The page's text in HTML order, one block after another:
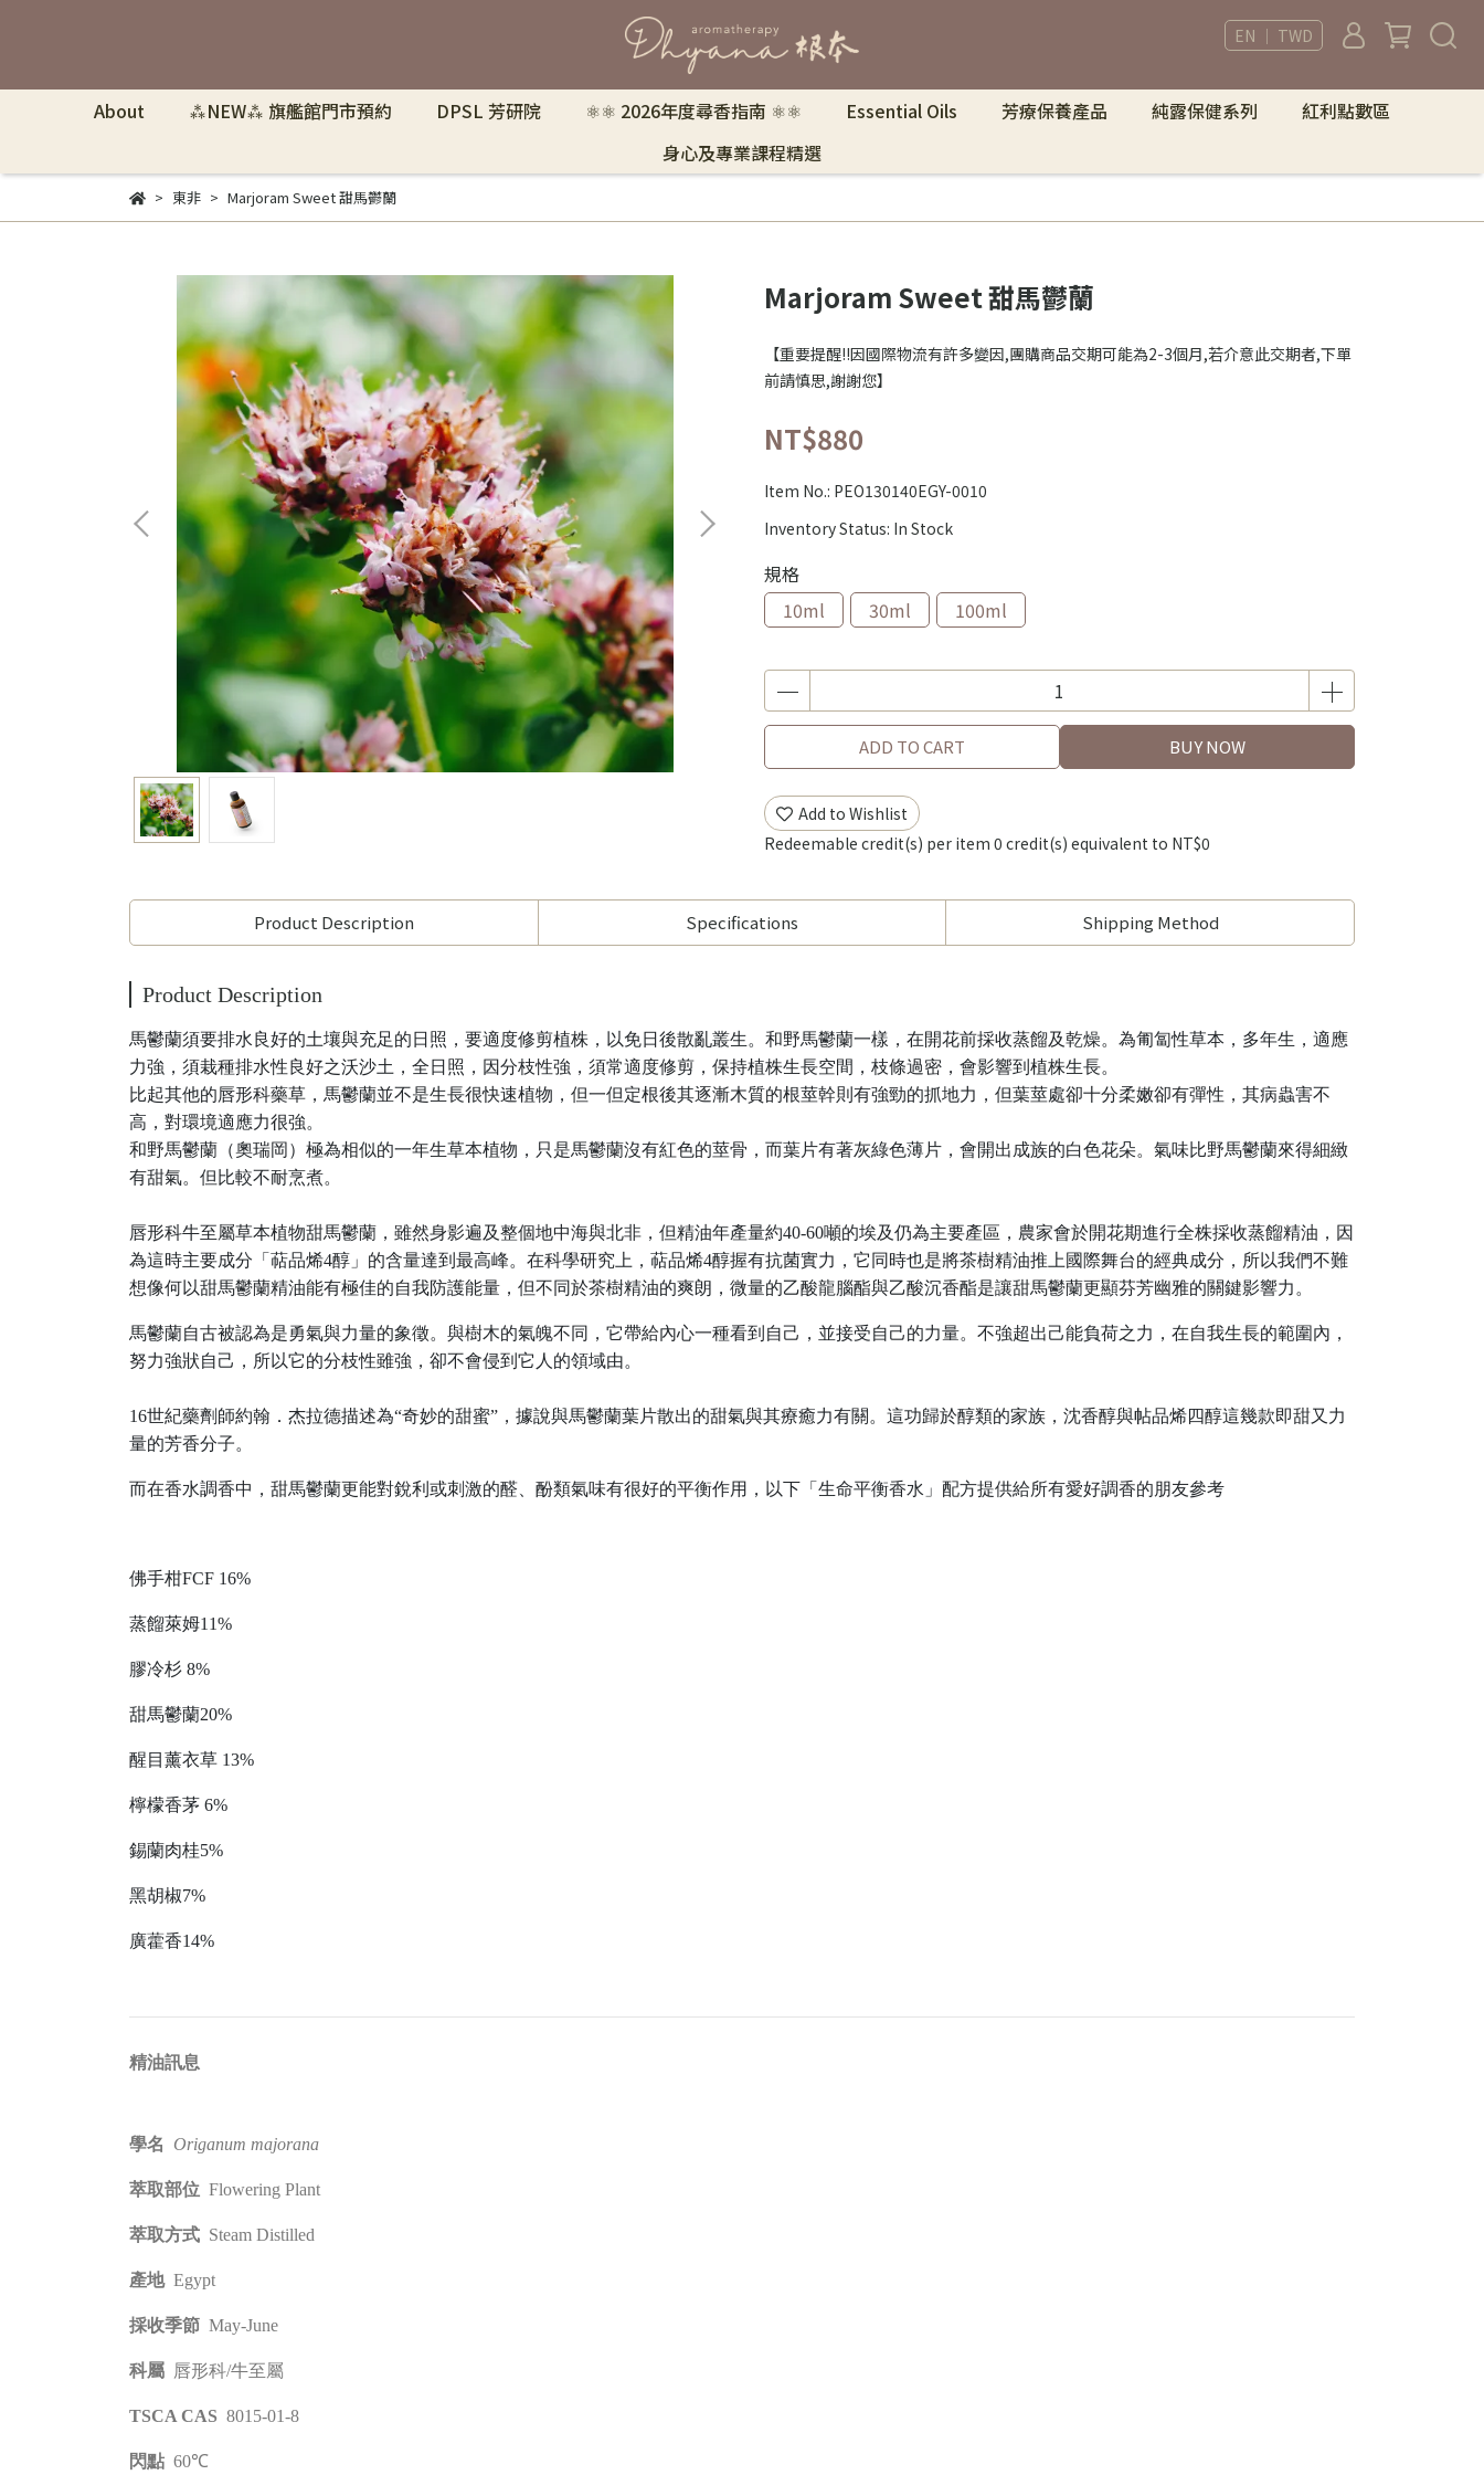
EN ｜ TWD
About ⁂NEW⁂ 旗艦館門市預約 DPSL 芳研院 ⚛︎⚛︎ 2026年度尋香指南 ⚛︎⚛︎ Essential Oils 芳療保養產品 純露保健系列
紅利點數區
身心及專業課程精選
東非 Marjoram Sweet 甜馬鬱蘭
Marjoram Sweet 甜馬鬱蘭
【重要提醒‼️因國際物流有許多變因,團購商品交期可能為2-3個月,若介意此交期者,下單
前請慎思,謝謝您】
NT$880
Item No.: PEO130140EGY-0010
Inventory Status: In Stock
規格
10ml
30ml 100ml
ADD TO CART BUY NOW
Add to Wishlist
Redeemable credit(s) per item 0 credit(s) equivalent to NT$0
Product Description Specifications Shipping Method
Product Description
馬鬱蘭須要排水良好的土壤與充足的日照，要適度修剪植株，以免日後散亂叢生。和野馬鬱蘭一樣，在開花前採收蒸餾及乾燥。為匍匐性草本，多年生，適應
力強，須栽種排水性良好之沃沙土，全日照，因分枝性強，須常適度修剪，保持植株生長空間，枝條過密，會影響到植株生長。
比起其他的唇形科藥草，馬鬱蘭並不是生長很快速植物，但一但定根後其逐漸木質的根莖幹則有強勁的抓地力，但葉莖處卻十分柔嫩卻有彈性，其病蟲害不
高，對環境適應力很強。
和野馬鬱蘭（奧瑞岡）極為相似的一年生草本植物，只是馬鬱蘭沒有紅色的莖骨，而葉片有著灰綠色薄片，會開出成族的白色花朵。氣味比野馬鬱蘭來得細緻
有甜氣。但比較不耐烹煮。
唇形科牛至屬草本植物甜馬鬱蘭，雖然身影遍及整個地中海與北非，但精油年產量約40-60噸的埃及仍為主要產區，農家會於開花期進行全株採收蒸餾精油，因
為這時主要成分「萜品烯4醇」的含量達到最高峰。在科學研究上，萜品烯4醇握有抗菌實力，它同時也是將茶樹精油推上國際舞台的經典成分，所以我們不難
想像何以甜馬鬱蘭精油能有極佳的自我防護能量，但不同於茶樹精油的爽朗，微量的乙酸龍腦酯與乙酸沉香酯是讓甜馬鬱蘭更顯芬芳幽雅的關鍵影響力。
馬鬱蘭自古被認為是勇氣與力量的象徵。與樹木的氣魄不同，它帶給內心一種看到自己，並接受自己的力量。不強超出己能負荷之力，在自我生長的範圍內，
努力強狀自己，所以它的分枝性雖強，卻不會侵到它人的領域由。
16世紀藥劑師約翰．杰拉德描述為“奇妙的甜蜜”，據說與馬鬱蘭葉片散出的甜氣與其療癒力有關。這功歸於醇類的家族，沈香醇與帖品烯四醇這幾款即甜又力
量的芳香分子。
而在香水調香中，甜馬鬱蘭更能對銳利或刺激的醛、酚類氣味有很好的平衡作用，以下「生命平衡香水」配方提供給所有愛好調香的朋友參考
佛手柑FCF 16%
蒸餾萊姆11%
膠冷杉 8%
甜馬鬱蘭20%
醒目薰衣草 13%
檸檬香茅 6%
錫蘭肉桂5%
黑胡椒7%
廣藿香14%
​精油訊息
學名 Origanum majorana
萃取部位 Flowering Plant
萃取方式 Steam Distilled
產地Egypt
採收季節 May-June
科屬 唇形科/牛至屬
TSCA CAS 8015-01-8
閃點 60℃